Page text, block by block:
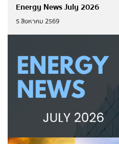
มาตรการส่งเสริมที่สำคัญ
มติคณะ กพช./กบง.
คำแถลงนโยบายของคณะรัฐมนตรี
Energy News July 2026
5 สิงหาคม 2569
อีเมล *
ข้อความ*